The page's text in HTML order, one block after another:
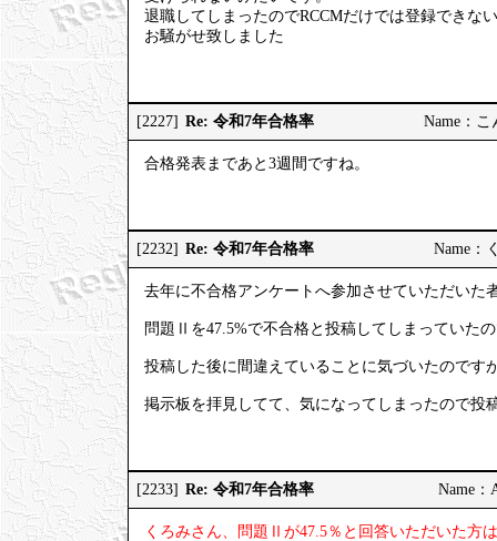
退職してしまったのでRCCMだけでは登録できな
お騒がせ致しました
[2227] Re: 令和7年合格率 Name：
合格発表まであと3週間ですね。
[2232] Re: 令和7年合格率 Name：
去年に不合格アンケートへ参加させていただいた
問題Ⅱを47.5%で不合格と投稿してしまっていた
投稿した後に間違えていることに気づいたのです
掲示板を拝見してて、気になってしまったので投
[2233] Re: 令和7年合格率 Name：
くろみさん、問題Ⅱが47.5％と回答いただいた方